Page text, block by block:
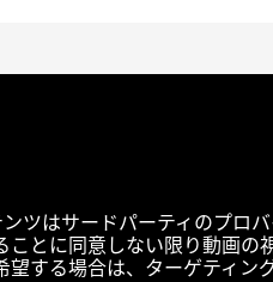
ツはサードパーティのプロ
ことに同意しない限り動画の
望する場合は、ターゲティン